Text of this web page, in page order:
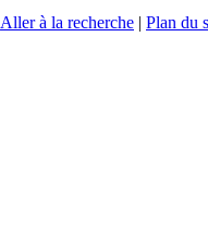
Aller à la recherche | Plan du